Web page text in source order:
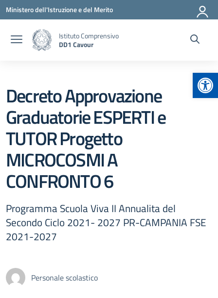
Vai ai contenuti
Vai al menu di navigazione
Vai al footer
Ministero dell'Istruzione e del Merito
Istituto Comprensivo
DD1 Cavour
Decreto Approvazione
Graduatorie ESPERTI e
TUTOR Progetto
MICROCOSMI A
CONFRONTO 6
Programma Scuola Viva II Annualita del
Secondo Ciclo 2021- 2027 PR-CAMPANIA FSE
2021-2027
Personale scolastico